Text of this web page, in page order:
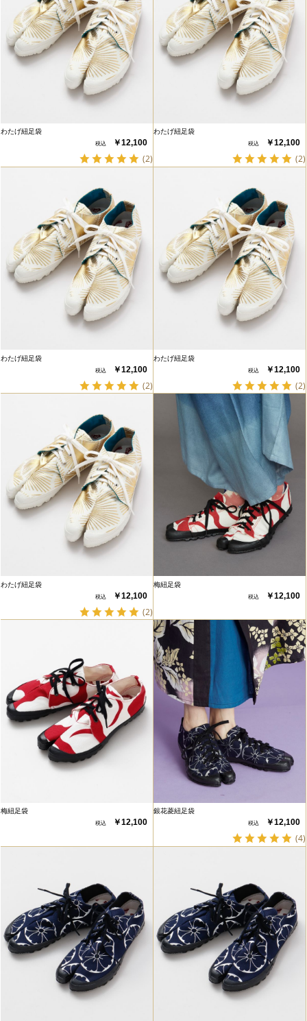
わたげ紐足袋
￥12,100
(2)
わたげ紐足袋
￥12,100
(2)
わたげ紐足袋
￥12,100
(2)
わたげ紐足袋
￥12,100
(2)
わたげ紐足袋
￥12,100
(2)
梅紐足袋
￥12,100
梅紐足袋
￥12,100
銀花菱紐足袋
￥12,100
(4)